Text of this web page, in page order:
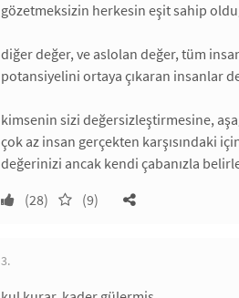
gözetmeksizin herkesin eşit sahip
diğer değer, ve aslolan değer, tüm
potansiyelini ortaya çıkaran insanlar
kimsenin sizi değersizleştirmesine,
çok az insan gerçekten karşısındaki
değerinizi ancak kendi çabanızla
(28)
(9)
3.